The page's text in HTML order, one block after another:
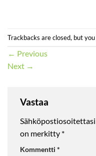
Trackbacks are closed, but
← Previous
Next →
Vastaa
on merkitty *
Kommentti *